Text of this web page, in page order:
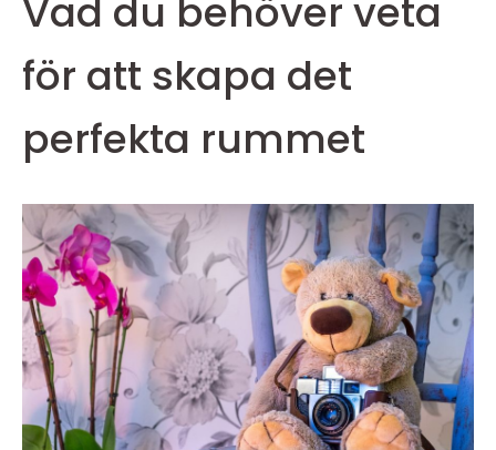
Vad du behöver veta
för att skapa det
perfekta rummet